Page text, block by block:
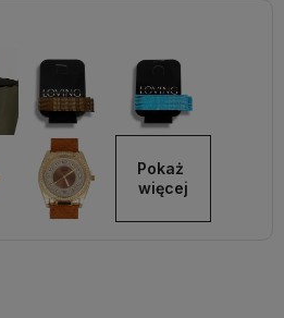
Pokaż
więcej